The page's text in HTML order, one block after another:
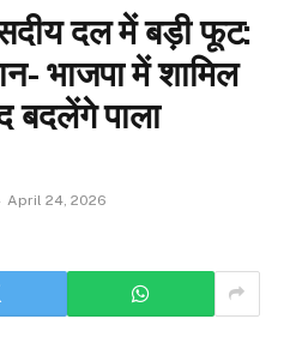
दल में बड़ी फूट:
भाजपा में शामिल
बदलेंगे पाला
April 24, 2026